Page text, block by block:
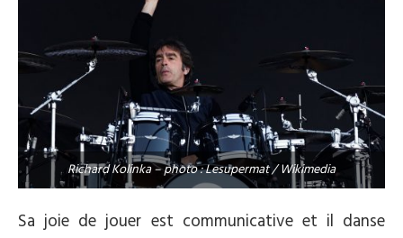
Richard Kolinka – photo : Lesupermat / Wikimedia
Sa joie de jouer est communicative et il danse